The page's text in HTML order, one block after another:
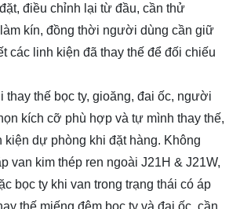
điều chỉnh lại từ đầu, cần thử
kín, đồng thời người dùng cần giữ
các linh kiện đã thay thế để đối chiếu
thay thế bọc ty, gioăng, đai ốc, người
kích cỡ phù hợp và tự mình thay thế,
kiện dự phòng khi đặt hàng. Không
van kim thép ren ngoài J21H & J21W,
bọc ty khi van trong trạng thái có áp
thế miếng đệm bọc ty và đai ốc, cần